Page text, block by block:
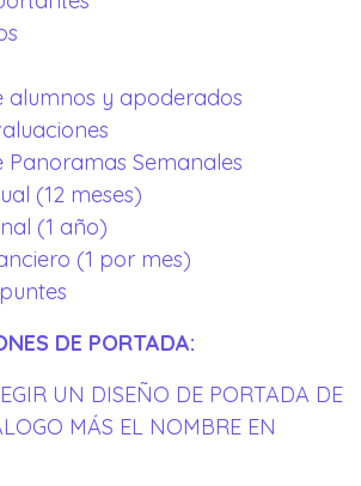
alumnos y apoderados
Panoramas Semanales
(12 meses)
(1 año)
(1 por mes)
DE PORTADA:
UN DISEÑO DE PORTADA DE
MÁS EL NOMBRE EN